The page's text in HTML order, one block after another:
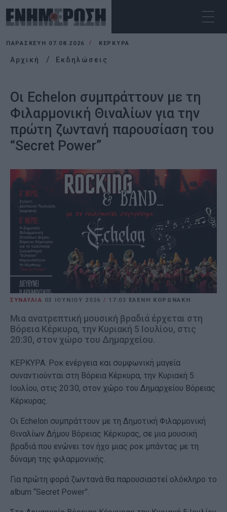
ΠΑΡΑΣΚΕΥΉ 07.08.2026 ΚΕΡΚΥΡΑ
Αρχική Εκδηλώσεις
Οι Echelon συμπράττουν με τη
Φιλαρμονική Θιναλίων για την
πρώτη ζωντανή παρουσίαση του
“Secret Power”
ΣΥΝΑΥΛΙΑ 03 ΙΟΥΝΊΟΥ 2026 / 17:03 ΕΛΕΝΗ ΚΟΡΩΝΑΚΗ
Μια ανατρεπτική μουσική βραδιά έρχεται στη
Βόρεια Κέρκυρα, την Κυριακή 5 Ιουλίου, στις
20:30, στον χώρο του Δημαρχείου.
ΚΕΡΚΥΡΑ. Ροκ ενέργεια και συμφωνική μαγεία
συναντιούνται στη Βόρεια Κέρκυρα, την Κυριακή 5
Ιουλίου, στις 20:30, στον χώρο του Δημαρχείου Βόρειας
Κέρκυρας.
Οι Echelon συμπράττουν με τη Δημοτική Φιλαρμονική
Θιναλίων Δήμου Βόρειας Κέρκυρας, σε μια μουσική
βραδιά που ενώνει τον ήχο μιας ροκ μπάντας με τη
δύναμη της φιλαρμονικής.
Για πρώτη φορά ζωντανά θα παρουσιαστεί ολόκληρο το
album “Secret Power”.